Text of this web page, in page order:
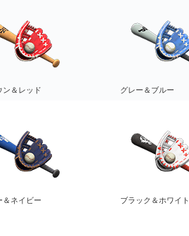
ン＆レッド グレー＆ブルー
＆ネイビー ブラック＆ホワイト